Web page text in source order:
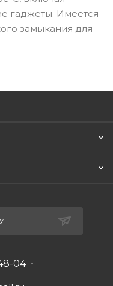
гаджеты. Имеется
замыкания для
04